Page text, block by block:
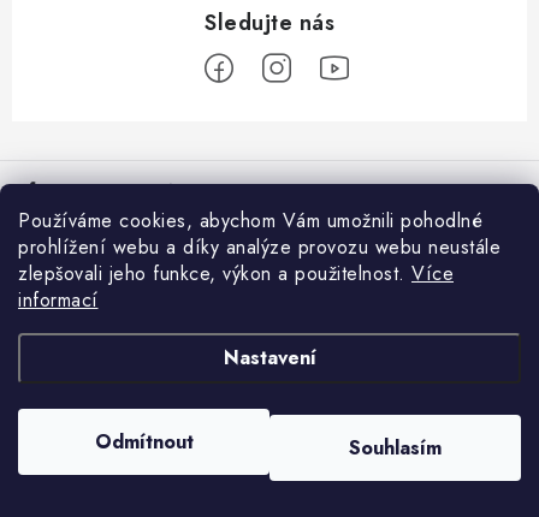
Používáme cookies, abychom Vám umožnili pohodlné
prohlížení webu a díky analýze provozu webu neustále
zlepšovali jeho funkce, výkon a použitelnost. Více
informací
Nastavení
Odmítnout Souhlasím
á
p Informace pro vás
Věrnostní program
Doprava a platba
Prodejna Moravské Budějovice
Obchodní podmínky
GDPR
Reklamace
Facebook
Přijímáme online platby
Nákupní košík
Vytvořil Shoptet
Copyright 2026Rybářovo nebe . Všechna práva vyhrazena.